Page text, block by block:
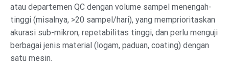
atau departemen QC dengan volume sampel menengah-
tinggi (misalnya, >20 sampel/hari), yang memprioritaskan
akurasi sub-mikron, repetabilitas tinggi, dan perlu menguji
berbagai jenis material (logam, paduan, coating) dengan
satu mesin.